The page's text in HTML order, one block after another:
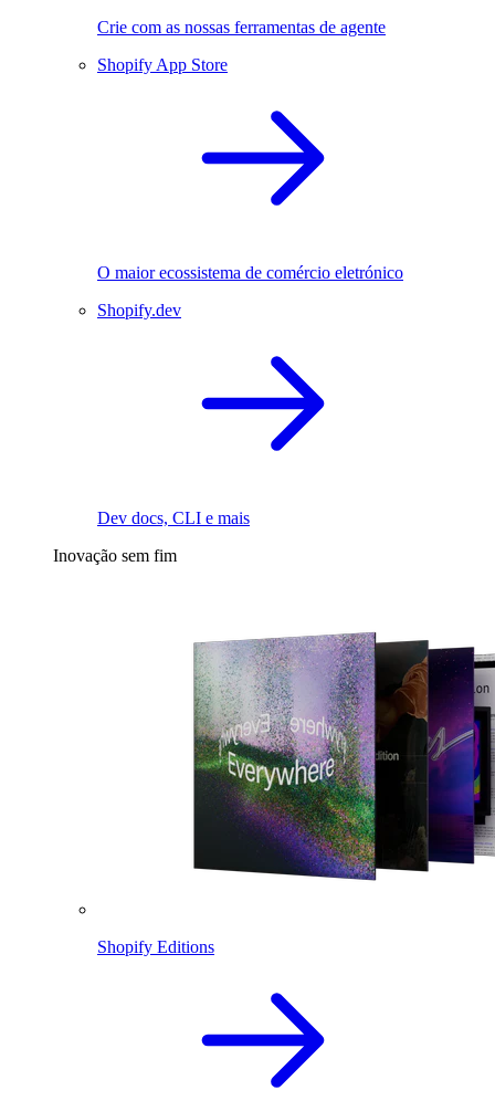
Crie com as nossas ferramentas de agente
Shopify App Store
O maior ecossistema de comércio eletrónico
Shopify.dev
Dev docs, CLI e mais
Inovação sem fim
Shopify Editions